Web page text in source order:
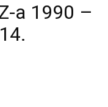
a 1990 –